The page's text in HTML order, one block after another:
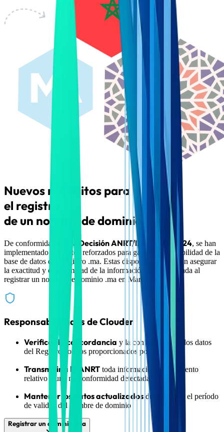
Nuevos requisitos para
el registro
de un nombre de dominio
De conformidad con la Decisión ANRT/DG/N°02/2024, se han
implementado requisitos reforzados para garantizar la fiabilidad de la
base de datos del Registro .ma. Estas disposiciones buscan asegurar
la exactitud y conformidad de la información proporcionada al
registrar un nombre de dominio .ma en Marruecos.
Responsabilidades de Clouder
Verificar la concordancia y la conformidad de los datos
del Registro con los proporcionados por el titular
Transmitir a la ANRT toda información o documento
relativo a una no conformidad detectada
Mantener los datos actualizados durante todo el período
de validez del nombre de dominio
Registrar un dominio .ma